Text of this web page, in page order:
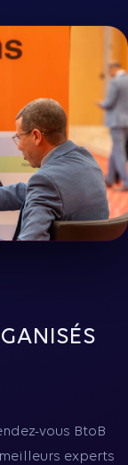
vous BtoB
experts